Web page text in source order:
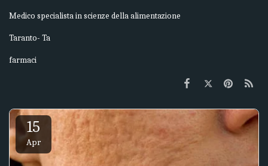
Medico specialista in scienze della alimentazione
Taranto- Ta
farmaci
15
Apr